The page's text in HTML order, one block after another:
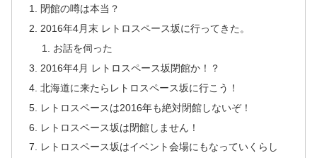
閉館の噂は本当？
2016年4月末 レトロスペース坂に行ってきた。
お話を伺った
2016年4月 レトロスペース坂閉館か！？
北海道に来たらレトロスペース坂に行こう！
レトロスペースは2016年も絶対閉館しないぞ！
レトロスペース坂は閉館しません！
レトロスペース坂はイベント会場にもなっていくらし